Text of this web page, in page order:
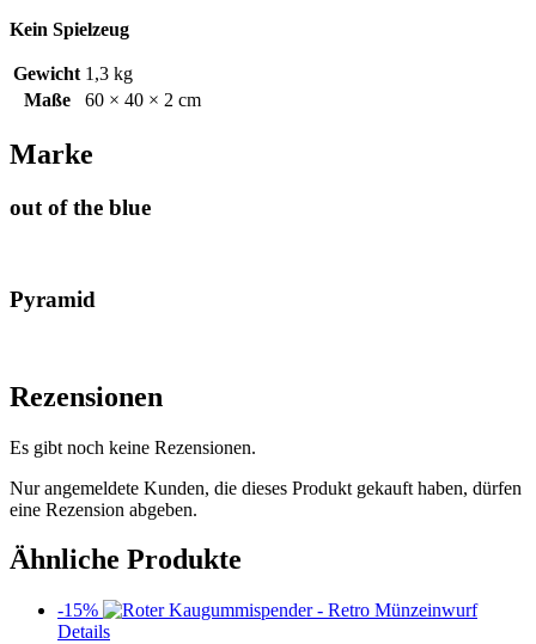
Kein Spielzeug
Gewicht 1,3 kg
Maße
60 × 40 × 2 cm
Marke
out of the blue
Pyramid
Rezensionen
Es gibt noch keine Rezensionen.
Nur angemeldete Kunden, die dieses Produkt gekauft haben, dürfen
eine Rezension abgeben.
Ähnliche Produkte
-15%
Details